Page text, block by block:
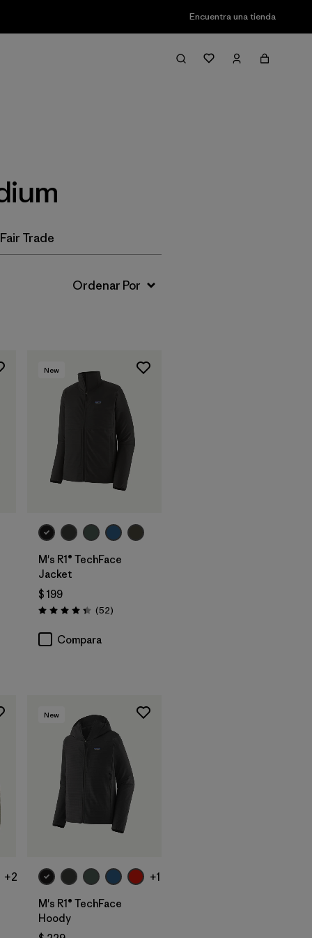
Encuentra una tienda
Filter & Sort
Fair Trade
New
M's R1® TechFace
Jacket
$ 199
Valoración: 4.3 / 5
(52Comentarios
)
Compara
+2
New
+1
M's R1® TechFace
Hoody